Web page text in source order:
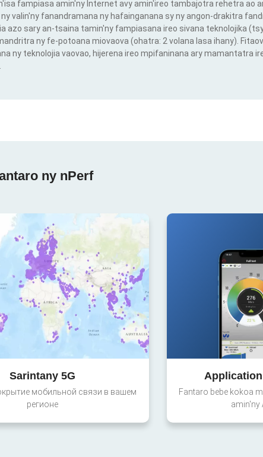
fampiasa amin'ny Internet avy amin'ireo tambajotra rehetra ao
valin'ny fanandramana ny hafainganana sy ny angon-drakitra
azo sary an-tsaina tamin'ny fampiasana ireo sivana teknolojika
mandritra ny fe-potoana miovaova (ohatra: 2 volana lasa ihany).
ny teknolojia vaovao, hijerena ireo mpifaninana ary mamantatra
ny nPerf
Sarintany 5G
мобильной связи в вашем
регионе
Fantaro bebe kokoa
amin'ny